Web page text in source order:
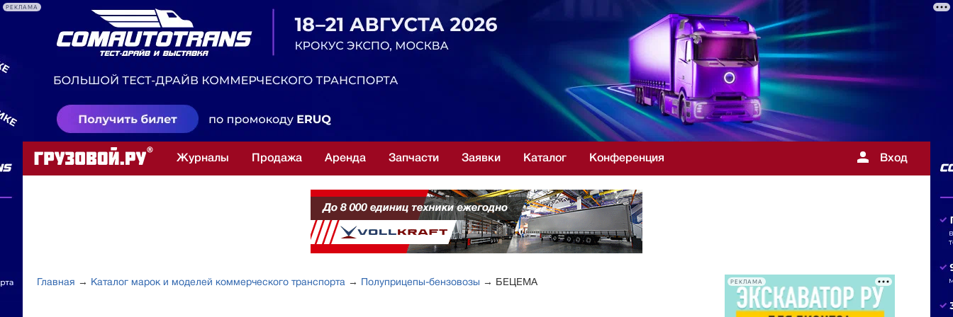
РЕКЛАМА
Вход
Журналы Продажа Аренда Запчасти Заявки Каталог Конференция
РЕКЛАМА
Главная → Каталог марок и моделей коммерческого транспорта → Полуприцепы-бензовозы → БЕЦЕМА